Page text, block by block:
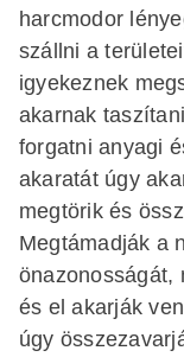
harcmodor
szállni a
igyekeznek
akarnak
forgatni anyagi
akaratát úgy
megtörik és
Megtámadják a
önazonosságát,
és el akarják
úgy